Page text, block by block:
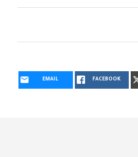
EMAIL FACEBOOK